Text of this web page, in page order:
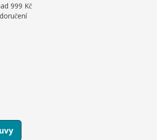
999 Kč